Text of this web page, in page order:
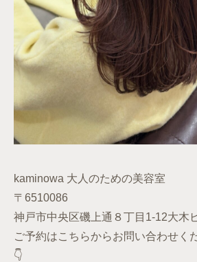
kaminowa 大人のための美容室
〒6510086
神戸市中央区磯上通８丁目1-12大木
ご予約はこちらからお問い合わせく
👇